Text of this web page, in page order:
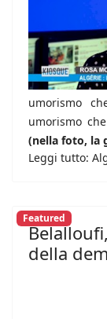
umorismo
umorismo
(nella foto, la
Leggi tutto:
Featured
della